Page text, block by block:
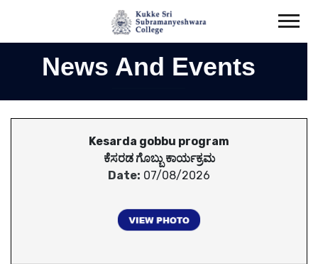
News And Events
Kesarda gobbu program
ಕೆಸರಡ ಗೊಬ್ಬು ಕಾರ್ಯಕ್ರಮ
Date: 07/08/2026